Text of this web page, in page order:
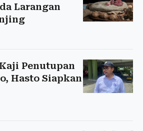
Larangan
Penutupan
Hasto Siapkan